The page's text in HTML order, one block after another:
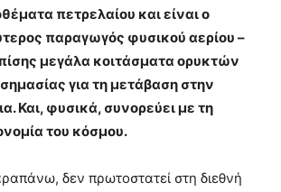
πετρελαίου και είναι ο
παραγωγός φυσικού αερίου –
μεγάλα κοιτάσματα ορυκτών
για τη μετάβαση στην
Και, φυσικά, συνορεύει με τη
του κόσμου.
δεν πρωτοστατεί στη διεθνή